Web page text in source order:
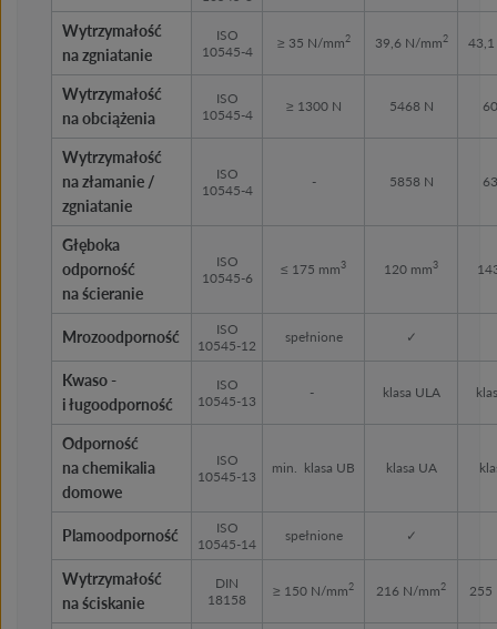
Wytrzymałość
na zgniatanie
ISO
10545-4
≥ 35 N/mm2 39,6 N/mm2
Wytrzymałość
na obciążenia
ISO
10545-4
≥ 1300 N 5468 N
Wytrzymałość
na złamanie /
zgniatanie
ISO
10545-4
- 5858 N
Głęboka
odporność
na ścieranie
ISO
10545-6
≤ 175 mm3 120 mm3
Mrozoodporność
ISO
10545-12
spełnione ✓
Kwaso -
i ługoodporność
ISO
10545-13
- klasa ULA
Odporność
na chemikalia
domowe
ISO
10545-13
min. klasa UB klasa UA
Plamoodporność
ISO
10545-14
spełnione ✓
Wytrzymałość
na ściskanie
DIN
18158
≥ 150 N/mm2 216 N/mm2 255